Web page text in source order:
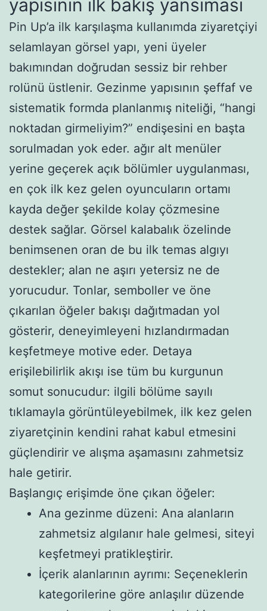
yapısının ilk bakış yansıması
Pin Up’a ilk karşılaşma kullanımda ziyaretçiyi
selamlayan görsel yapı, yeni üyeler
bakımından doğrudan sessiz bir rehber
rolünü üstlenir. Gezinme yapısının şeffaf ve
sistematik formda planlanmış niteliği, “hangi
noktadan girmeliyim?” endişesini en başta
sorulmadan yok eder. ağır alt menüler
yerine geçerek açık bölümler uygulanması,
en çok ilk kez gelen oyuncuların ortamı
kayda değer şekilde kolay çözmesine
destek sağlar. Görsel kalabalık özelinde
benimsenen oran de bu ilk temas algıyı
destekler; alan ne aşırı yetersiz ne de
yorucudur. Tonlar, semboller ve öne
çıkarılan öğeler bakışı dağıtmadan yol
gösterir, deneyimleyeni hızlandırmadan
keşfetmeye motive eder. Detaya
erişilebilirlik akışı ise tüm bu kurgunun
somut sonucudur: ilgili bölüme sayılı
tıklamayla görüntüleyebilmek, ilk kez gelen
ziyaretçinin kendini rahat kabul etmesini
güçlendirir ve alışma aşamasını zahmetsiz
hale getirir.
Başlangıç erişimde öne çıkan öğeler:
Ana gezinme düzeni: Ana alanların
zahmetsiz algılanır hale gelmesi, siteyi
keşfetmeyi pratikleştirir.
İçerik alanlarının ayrımı: Seçeneklerin
kategorilerine göre anlaşılır düzende